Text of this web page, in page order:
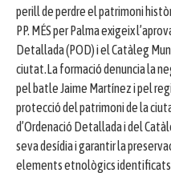
perill de perdre el patrimoni
PP. MÉS per Palma exigeix
Detallada (POD) i el Catàleg
ciutat.La formació denuncia la
pel batle Jaime Martínez i pel
protecció del patrimoni de la
d’Ordenació Detallada i del
seva desídia i garantir la
elements etnològics identificats